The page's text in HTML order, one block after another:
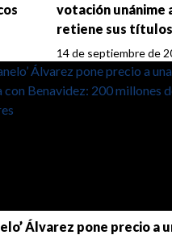
votación unánime
retiene sus
14 de septiembre de
Álvarez pone precio a